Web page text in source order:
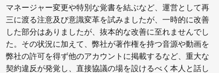
マネージャー変更や特別な覚書を結ぶなど、運営として再
三に渡る注意及び意識変革を試みましたが、一時的に改善
した部分はありましたが、抜本的な改善に至れませんでし
た。その状況に加えて、弊社が著作権を持つ音源や動画を
弊社の許可を得ず他のアカウントに掲載するなど、重大な
契約違反が発覚し、直接協議の場を設けるべく本人と話し